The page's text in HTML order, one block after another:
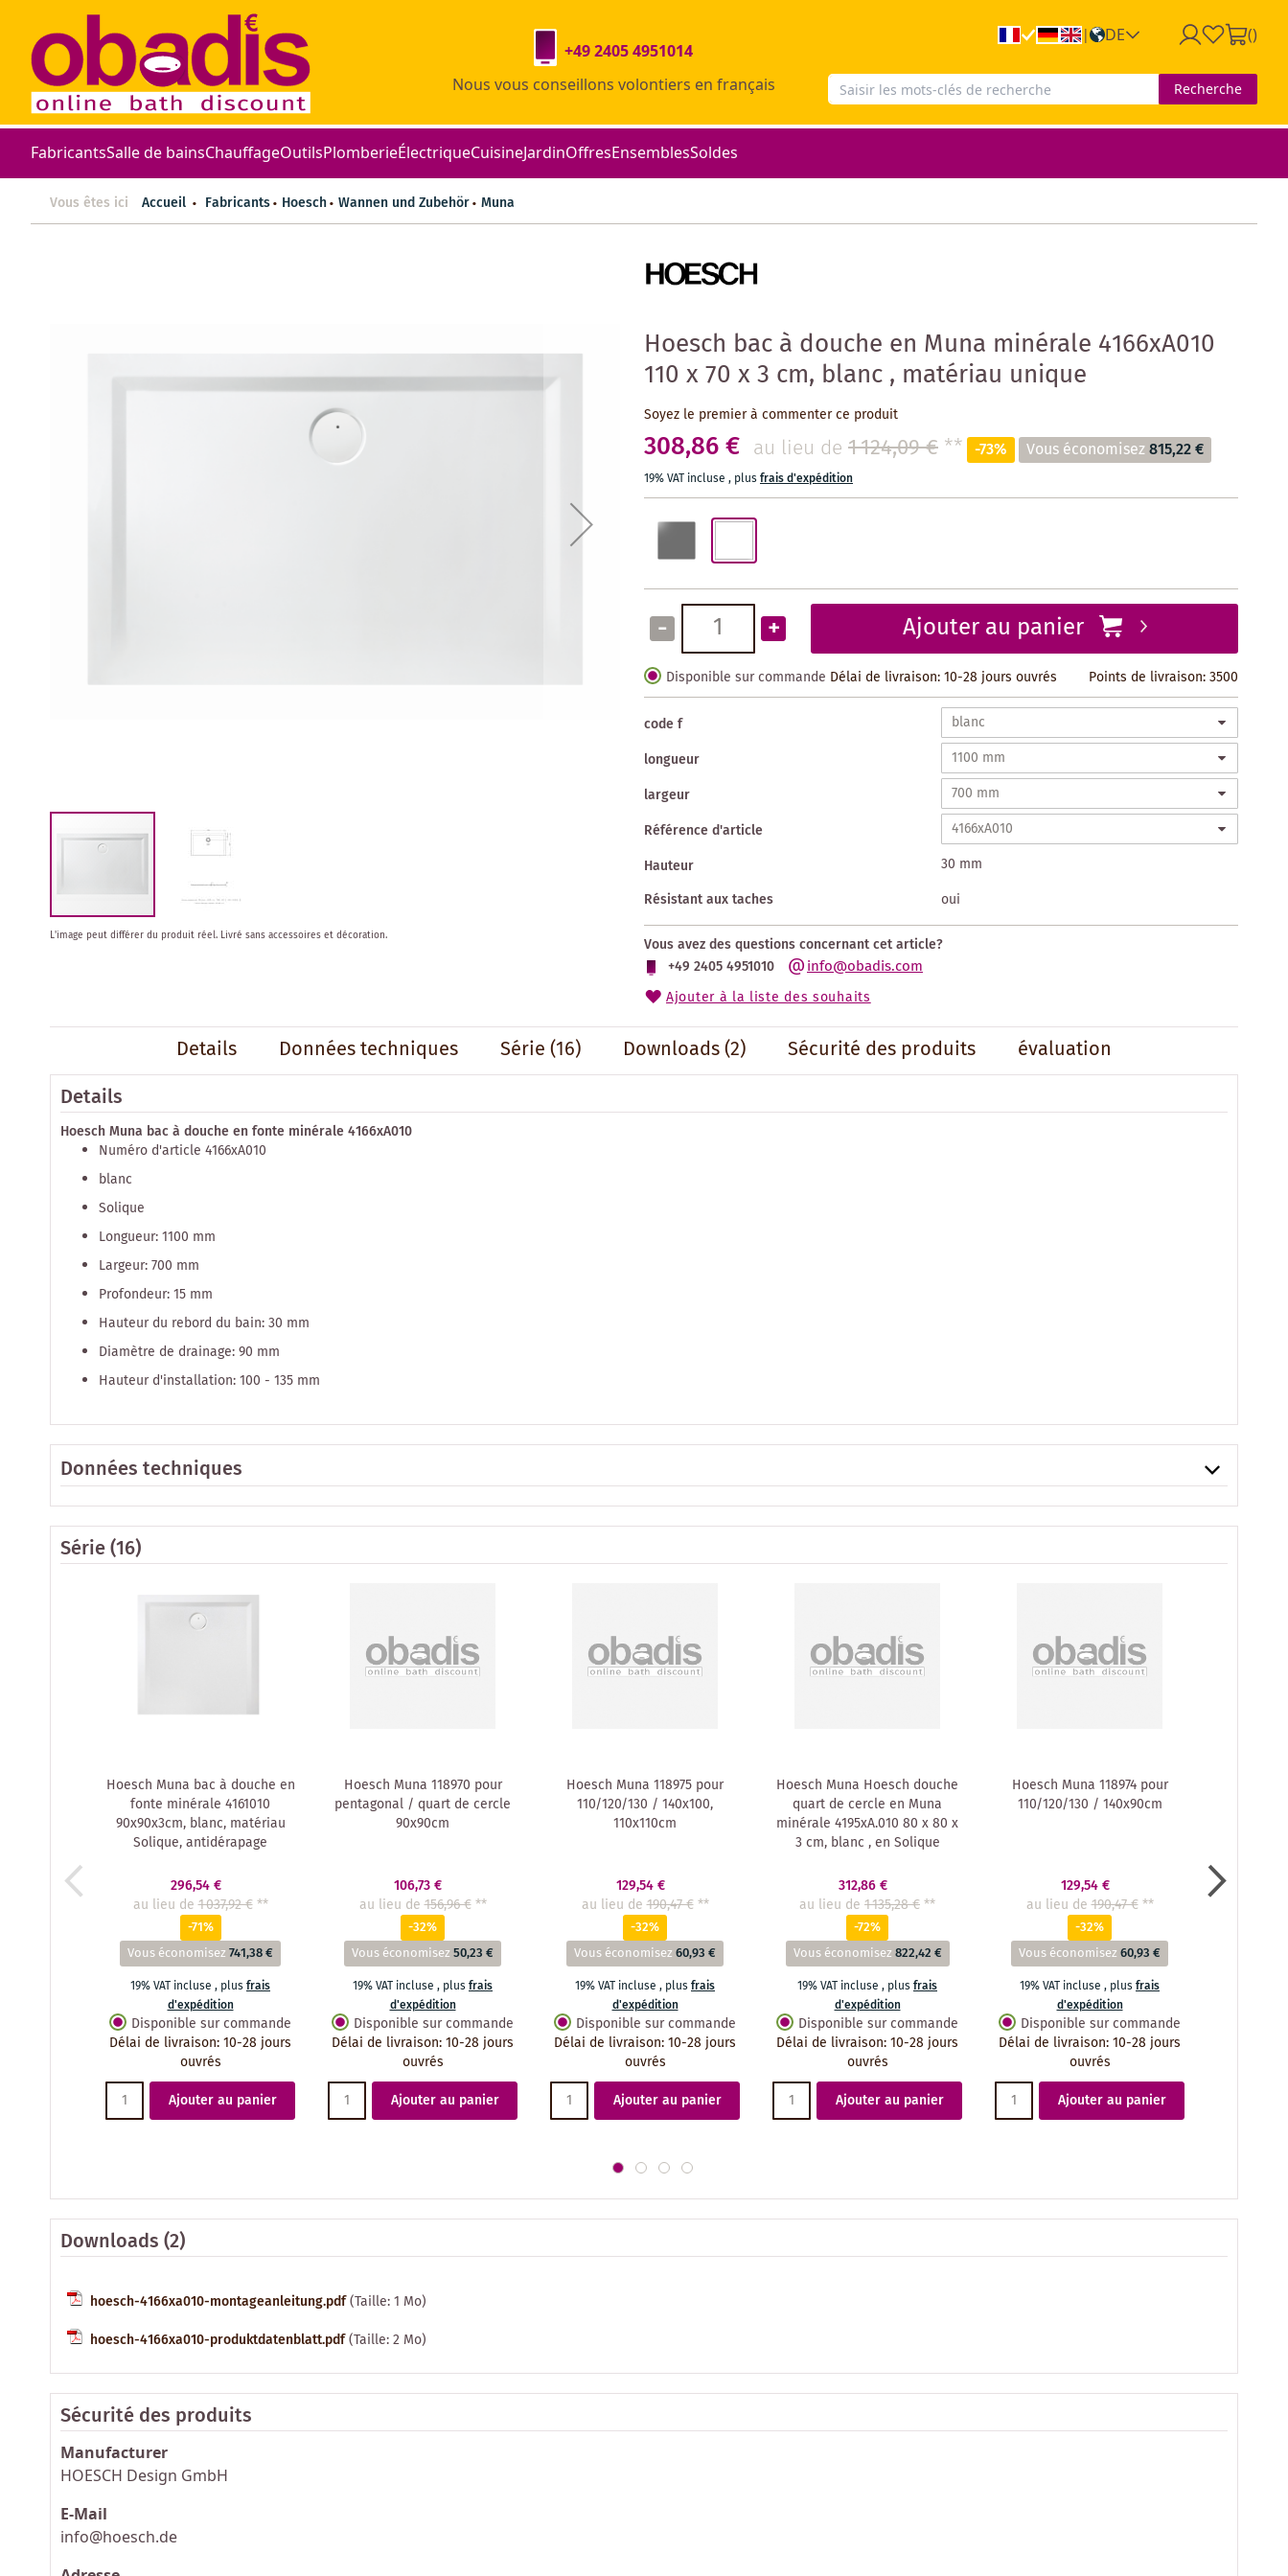
| DE ()
+49 2405 4951014
Nous vous conseillons volontiers en français
Recherche
FabricantsSalle de bainsChauffageOutilsPlomberieÉlectriqueCuisineJardinOffresEnsemblesSoldes
Vous êtes ici Accueil Fabricants Hoesch Wannen und Zubehör Muna
Hoesch bac à douche en Muna minérale 4166xA010
110 x 70 x 3 cm, blanc , matériau unique
Soyez le premier à commenter ce produit
308,86 € au lieu de 1 124,09 € ** -73% Vous économisez815,22 €
19% VAT incluse , plusfrais d'expédition
- + Ajouter au panier
Disponible sur commande Délai de livraison: 10-28 jours ouvrés Points de livraison:3500
code f
longueur
largeur
Référence d'article
Hauteur
30 mm
Résistant aux taches
oui
Vous avez des questions concernant cet article?
+49 2405 4951010
info@obadis.com
Ajouter à la liste des souhaits
Skip
the
L'image peut différer du produit réel. Livré sans accessoires et décoration.
Details Données techniques Série(16) Downloads (2) Sécurité des produits
évaluation
Details
Hoesch Muna bac à douche en fonte minérale 4166xA010
Numéro d'article 4166xA010
blanc
Solique
Longueur: 1100 mm
Largeur: 700 mm
Profondeur: 15 mm
Hauteur du rebord du bain: 30 mm
Diamètre de drainage: 90 mm
Hauteur d'installation: 100 - 135 mm
Données techniques
Série(16)
Hoesch Muna bac à douche en
fonte minérale 4161010
90x90x3cm, blanc, matériau
Solique, antidérapage
296,54 €
au lieu de 1 037,92 € **
-71%
Vous économisez741,38 €
19% VAT incluse , plusfrais
d'expédition
Disponible sur commande
Délai de livraison:10-28 jours
ouvrés
Ajouter au panier
Hoesch Muna 118970 pour
pentagonal / quart de cercle
90x90cm
106,73 €
au lieu de 156,96 € **
-32%
Vous économisez50,23 €
19% VAT incluse , plusfrais
d'expédition
Disponible sur commande
Délai de livraison:10-28 jours
ouvrés
Ajouter au panier
Hoesch Muna 118975 pour
110/120/130 / 140x100,
110x110cm
129,54 €
au lieu de 190,47 € **
-32%
Vous économisez60,93 €
19% VAT incluse , plusfrais
d'expédition
Disponible sur commande
Délai de livraison:10-28 jours
ouvrés
Ajouter au panier
Hoesch Muna Hoesch douche
quart de cercle en Muna
minérale 4195xA.010 80 x 80 x
3 cm, blanc , en Solique
312,86 €
au lieu de 1 135,28 €**
-72%
Vous économisez822,42 €
19% VAT incluse , plusfrais
d'expédition
Disponible sur commande
Délai de livraison:10-28 jours
ouvrés
Ajouter au panier
Hoesch Muna 118974 pour
110/120/130 / 140x90cm
129,54 €
au lieu de 190,47 € **
-32%
Vous économisez60,93 €
19% VAT incluse , plusfrais
d'expédition
Disponible sur commande
Délai de livraison:10-28 jours
ouvrés
Ajouter au panier
Downloads (2)
hoesch-4166xa010-montageanleitung.pdf(Taille: 1 Mo)
hoesch-4166xa010-produktdatenblatt.pdf(Taille: 2 Mo)
Sécurité des produits
Manufacturer
HOESCH Design GmbH
E-Mail
info@hoesch.de